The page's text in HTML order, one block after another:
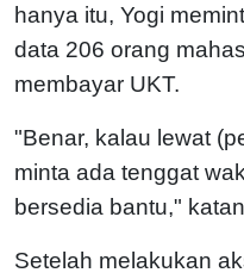
hanya itu, Yogi
data 206 orang
membayar UKT.
"Benar, kalau lewat
minta ada tenggat
bersedia bantu,"
Setelah melakukan